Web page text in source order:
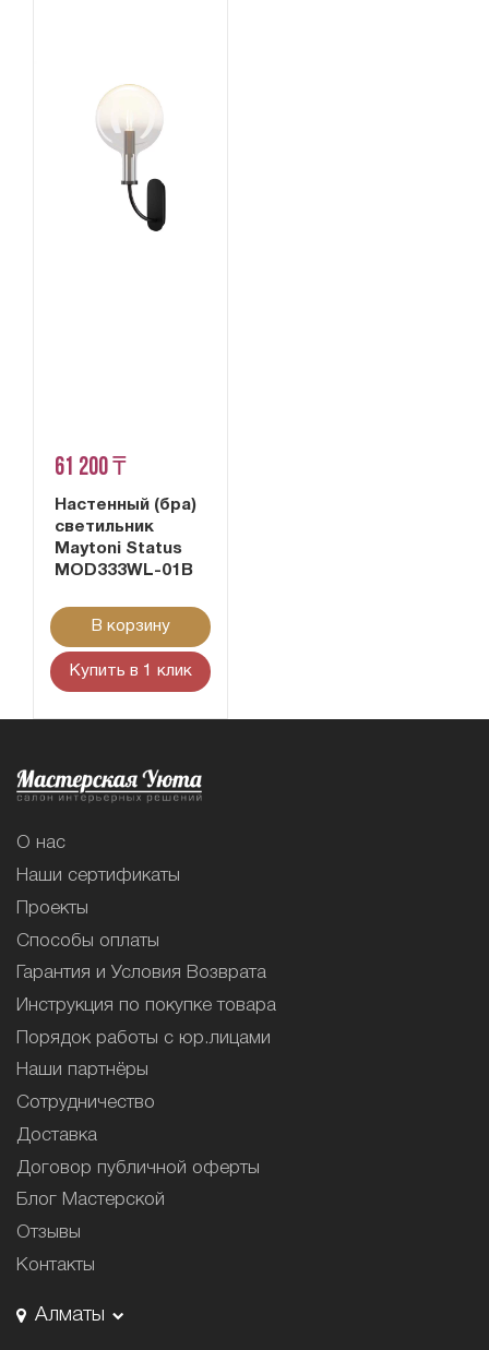
61 200 ₸
Настенный (бра)
светильник
Maytoni Status
MOD333WL-01B
В корзину
Купить в 1 клик
О нас
Наши сертификаты
Проекты
Способы оплаты
Гарантия и Условия Возврата
Инструкция по покупке товара
Порядок работы с юр.лицами
Наши партнёры
Сотрудничество
Доставка
Договор публичной оферты
Блог Мастерской
Отзывы
Контакты
Алматы